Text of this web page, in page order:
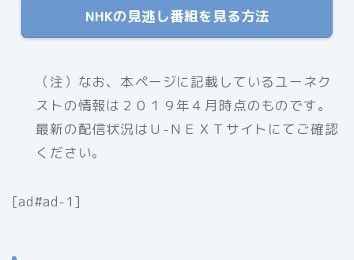
NHKの見逃し番組を見る方法
（注）なお、本ページに記載しているユーネク
ストの情報は２０１９年４月時点のものです。
最新の配信状況はＵ-ＮＥＸＴサイトにてご確認
ください。
[ad#ad-1]